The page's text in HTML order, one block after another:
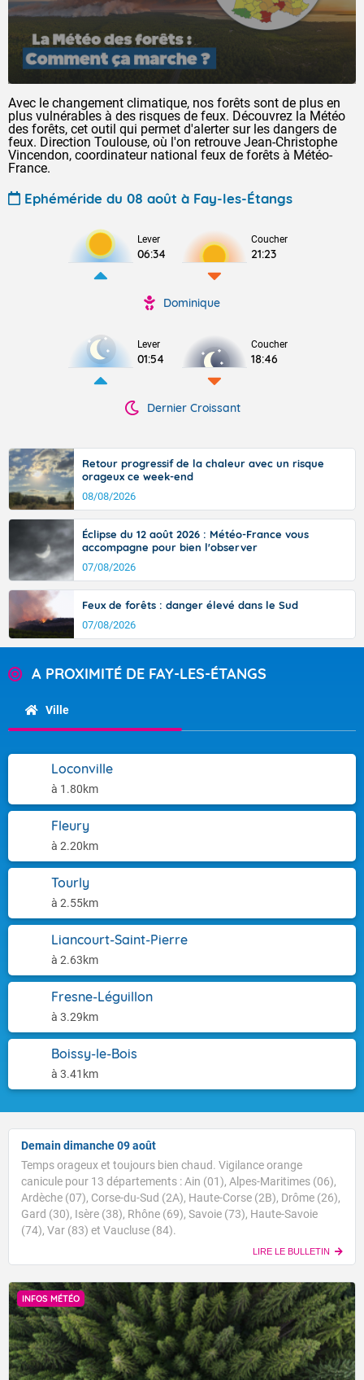
Avec le changement climatique, nos forêts sont de plus en
plus vulnérables à des risques de feux. Découvrez la Météo
des forêts, cet outil qui permet d'alerter sur les dangers de
feux. Direction Toulouse, où l'on retrouve Jean-Christophe
Vincendon, coordinateur national feux de forêts à Météo-
France.
Ephéméride du 08 août à Fay-les-Étangs
Lever
06:34
Coucher
21:23
Dominique
Lever
01:54
Coucher
18:46
Dernier Croissant
Retour progressif de la chaleur avec un risque
orageux ce week-end
08/08/2026
Éclipse du 12 août 2026 : Météo-France vous
accompagne pour bien l'observer
07/08/2026
Feux de forêts : danger élevé dans le Sud
07/08/2026
A PROXIMITÉ DE FAY-LES-ÉTANGS
Ville
Loconville
à 1.80km
Fleury
à 2.20km
Tourly
à 2.55km
Liancourt-Saint-Pierre
à 2.63km
Fresne-Léguillon
à 3.29km
Boissy-le-Bois
à 3.41km
Demain dimanche 09 août
Temps orageux et toujours bien chaud. Vigilance orange
canicule pour 13 départements : Ain (01), Alpes-Maritimes (06),
Ardèche (07), Corse-du-Sud (2A), Haute-Corse (2B), Drôme (26),
Gard (30), Isère (38), Rhône (69), Savoie (73), Haute-Savoie
(74), Var (83) et Vaucluse (84).
LIRE LE BULLETIN
INFOS MÉTÉO